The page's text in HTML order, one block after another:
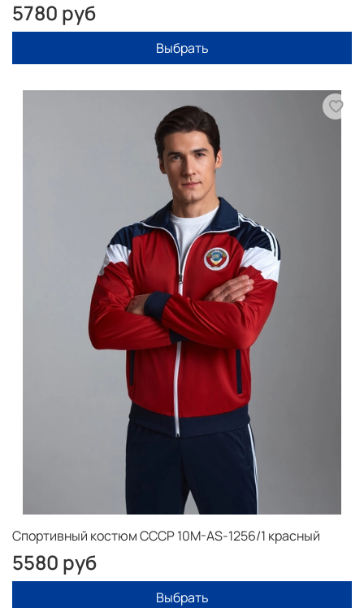
5780 руб
Выбрать
Спортивный костюм СССР 10M-AS-1256/1 красный
5580 руб
Выбрать